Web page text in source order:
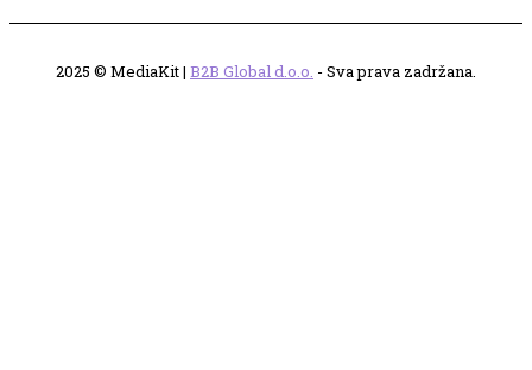
2025 © MediaKit | B2B Global d.o.o. - Sva prava zadržana.